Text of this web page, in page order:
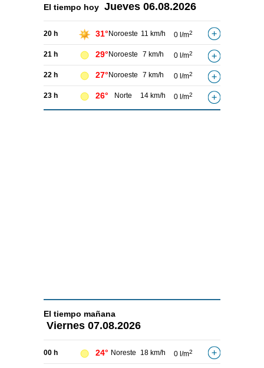
El tiempo hoy Jueves 06.08.2026
20 h 31° Noroeste 11 km/h 0 l/m2
21 h 29° Noroeste 7 km/h 0 l/m2
22 h 27° Noroeste 7 km/h 0 l/m2
23 h 26° Norte 14 km/h 0 l/m2
El tiempo mañana
Viernes 07.08.2026
00 h 24° Noreste 18 km/h 0 l/m2